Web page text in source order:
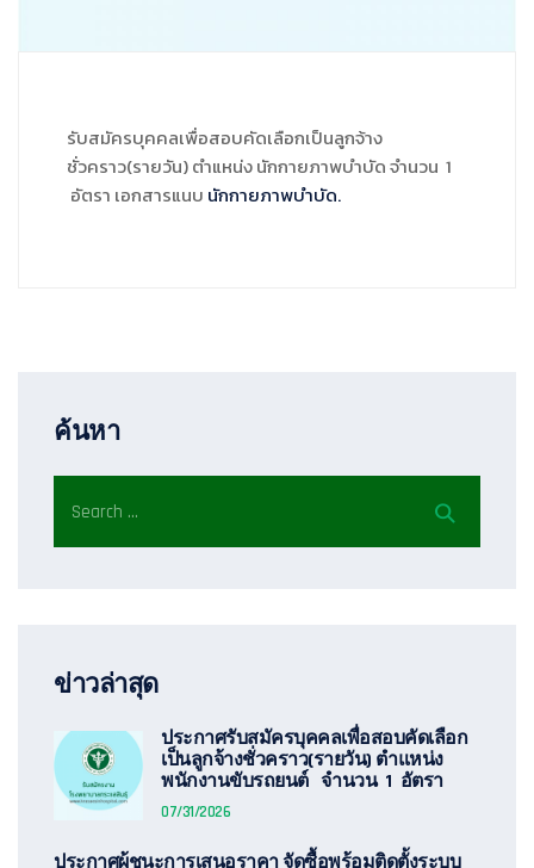
รับสมัครบุคคลเพื่อสอบคัดเลือกเป็นลูกจ้าง
ชั่วคราว(รายวัน) ตำแหน่ง นักกายภาพบำบัด จำนวน 1
อัตรา เอกสารแนบ นักกายภาพบำบัด.
ค้นหา
ข่าวล่าสุด
ประกาศรับสมัครบุคคลเพื่อสอบคัดเลือก
เป็นลูกจ้างชั่วคราว(รายวัน) ตำแหน่ง
พนักงานขับรถยนต์ จำนวน 1 อัตรา
07/31/2026
ประกาศผู้ชนะการเสนอราคา จัดซื้อพร้อมติดตั้งระบบ